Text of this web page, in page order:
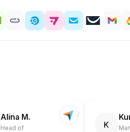
Alina M.
Head of
K